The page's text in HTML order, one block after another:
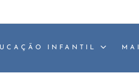
INFANTIL